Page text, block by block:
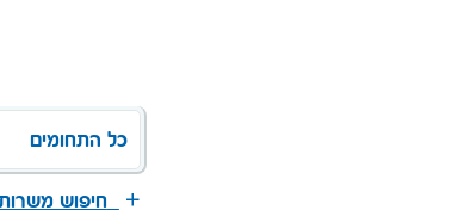
כל התחומים
חיפוש משרות חופשי